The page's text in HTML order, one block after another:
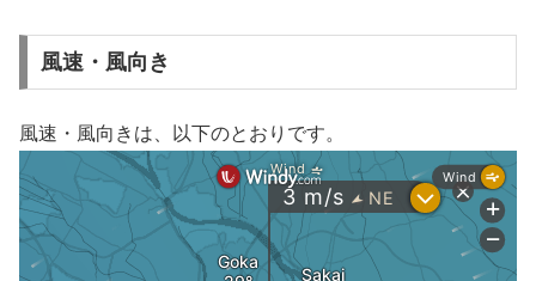
風速・風向き
風速・風向きは、以下のとおりです。